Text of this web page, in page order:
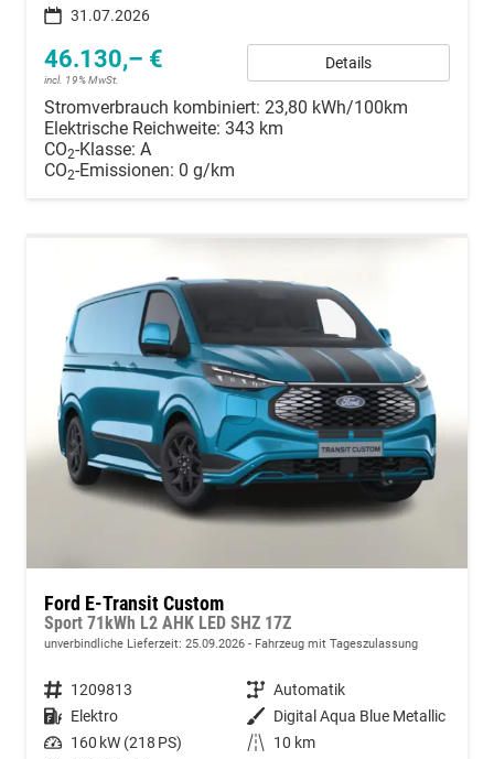
31.07.2026
46.130,– €
incl. 19% MwSt.
Details
Stromverbrauch kombiniert: 23,80 kWh/100km
Elektrische Reichweite: 343 km
CO2-Klasse: A
CO2-Emissionen: 0 g/km
Ford E-Transit Custom
Sport 71kWh L2 AHK LED SHZ 17Z
unverbindliche Lieferzeit: 25.09.2026 Fahrzeug mit Tageszulassung
Fahrzeugnummer 1209813 Getriebe Automatik
Kraftstoff Elektro Außenfarbe Digital Aqua Blue Metallic
Leistung 160 kW (218 PS) Kilometerstand
10 km